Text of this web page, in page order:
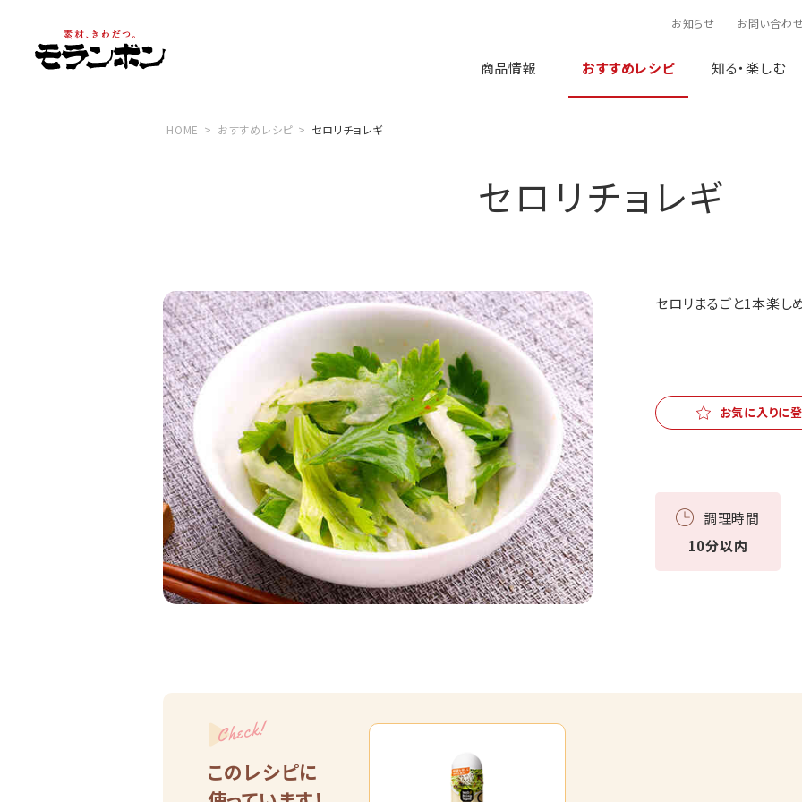
お知らせ お問い合わ
商品情報 おすすめレシピ 知る・楽しむ
HOME おすすめレシピ セロリチョレギ
セロリチョレギ
セロリまるごと1本楽し
お気に入りに
調理時間
10分以内
Check!
このレシピに